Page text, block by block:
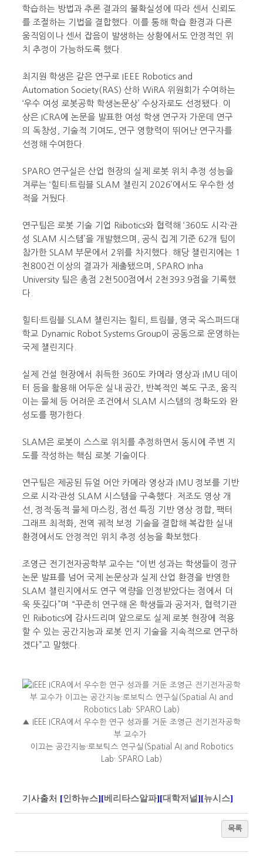
학습하는 방법과 추론 결과의 불확실성에 따라 센서 신뢰도
를 조절하는 기법을 결합했다. 이를 통해 학습 환경과 다른
움직임이나 센서 잡음이 발생하는 상황에서도 안정적인 위
치 추정이 가능하도록 했다.
최지원 학생은 같은 연구로 IEEE Robotics and
Automation Society(RAS) 산하 WiRA 위원회가 수여하는
‘우수 여성 로봇공학 학생논문상’ 수상자로도 선정됐다. 이
상은 ICRA에 논문을 발표한 여성 학생 연구자 가운데 연구
의 독창성, 기술적 기여도, 연구 영향력이 뛰어난 연구자를
선정해 수여한다.
SPARO 연구실은 산업 현장의 실제 로봇 위치 추정 성능을
겨루는 ‘힐티·트림블 SLAM 챌린지 2026’에서도 우수한 성
적을 거뒀다.
연구팀은 로봇 기술 기업 Riibotics와 협력해 ‘360도 시각·관
성 SLAM 시스템’을 개발했으며, 공식 집계 기준 62개 팀이
참가한 SLAM 부문에서 2위를 차지했다. 해당 챌린지에는 1
천800건 이상의 결과가 제출됐으며, SPARO Inha
University 팀은 총점 2천500점에서 2천393.9점을 기록했
다.
힐티·트림블 SLAM 챌린지는 힐티, 트림블, 영국 옥스퍼드대
학교 Dynamic Robot Systems Group이 공동으로 운영하는
국제 챌린지다.
실제 건설 현장에서 취득한 360도 카메라 영상과 IMU 데이
터 등을 활용해 어두운 실내 공간, 반복적인 복도 구조, 움직
이는 물체 등 어려운 조건에서 SLAM 시스템의 정확도와 완
성도를 평가한다.
SLAM은 로봇이 스스로 위치를 추정하면서 동시에 주변 지
도를 작성하는 핵심 로봇 기술이다.
연구팀은 제공된 듀얼 어안 카메라 영상과 IMU 정보를 기반
으로 시각·관성 SLAM 시스템을 구축했다. 저조도 영상 개
선, 정적·동적 물체 마스킹, 점선 특징 기반 영상 정합, 팩터
그래프 최적화, 전역 궤적 보정 기술을 결합해 복잡한 실내
환경에서도 안정적인 위치 추정 성능을 확보했다.
조영근 전기전자공학부 교수는 “이번 성과는 학생들이 정규
논문 발표를 넘어 국제 논문상과 실제 산업 환경을 반영한
SLAM 챌린지에서도 연구 역량을 인정받았다는 점에서 더
욱 뜻깊다”며 “꾸준히 연구해 온 학생들과 공저자, 협력기관
인 Riibotics에 감사드리며 앞으로도 실제 로봇 현장에 적용
할 수 있는 공간지능과 로봇 인지 기술을 지속적으로 연구하
겠다”고 말했다.
▲ IEEE ICRA에서 우수한 연구 성과를 거둔 조영근 전기전자공학
부 교수가
이끄는 공간지능·로보틱스 연구실(Spatial AI and Robotics
Lab· SPARO Lab)
기사출처 [인하뉴스][베리타스알파][대학저널][뉴시스]
목록